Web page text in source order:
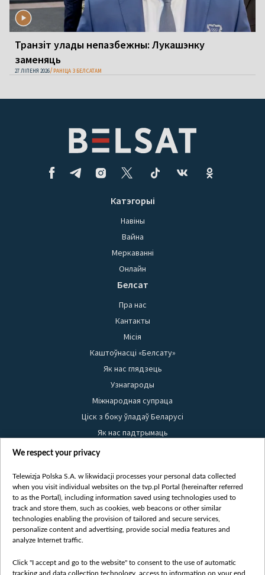
Транзіт улады непазбежны: Лукашэнку
заменяць
27 ЛІПЕНЯ 2026 РАНІЦА З БЕЛСАТАМ
Катэгорыі
Навіны
Вайна
Меркаванні
Онлайн
Белсат
Пра нас
Кантакты
Місія
Каштоўнасці «Белсату»
Як нас глядзець
Узнагароды
Міжнародная супраца
Ціск з боку ўладаў Беларусі
Як нас падтрымаць
Правілы выкарыстання матэрыялаў
Бяспека
Youtube
Белсат news
Белсат Shorts
Жэстачайшы мульт
We respect your privacy
Telewizja Polska S.A. w likwidacji processes your personal data collected
when you visit individual websites on the tvp.pl Portal (hereinafter referred
to as the Portal), including information saved using technologies used to
track and store them, such as cookies, web beacons or other similar
technologies enabling the provision of tailored and secure services,
personalize content and advertising, provide social media features and
analyze Internet traffic.
Click "I accept and go to the website" to consent to the use of automatic
tracking and data collection technology, access to information on your end